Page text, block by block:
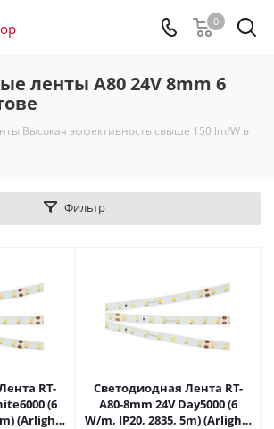
0
ленты A80 24V 8mm 6
Высокая эффективность свыше 150 lm/W в
Фильтр
RT-
(6
(Arlight,
Светодиодная Лента RT-
A80-8mm 24V Day5000 (6
W/m, IP20, 2835, 5m) (Arlight,